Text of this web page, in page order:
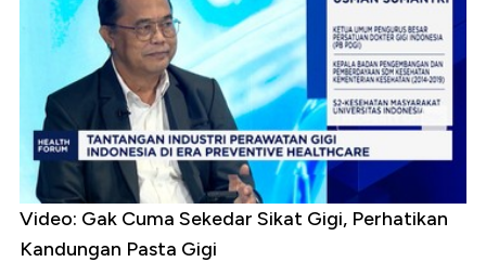
Video: Gak Cuma Sekedar Sikat Gigi, Perhatikan
Kandungan Pasta Gigi